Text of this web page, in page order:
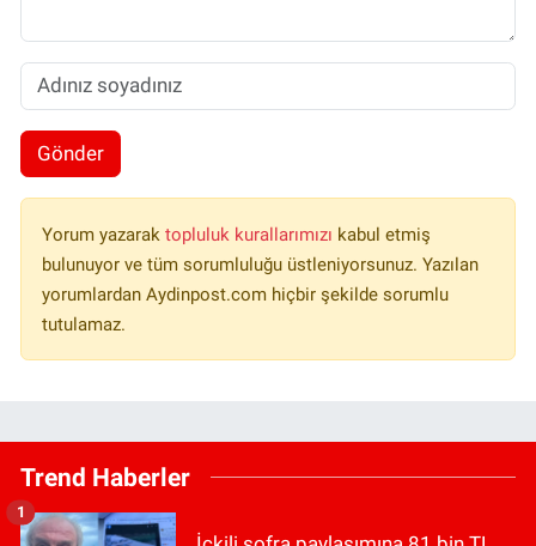
Gönder
Yorum yazarak topluluk kurallarımızı kabul etmiş
bulunuyor ve tüm sorumluluğu üstleniyorsunuz. Yazılan
yorumlardan Aydinpost.com hiçbir şekilde sorumlu
tutulamaz.
Trend Haberler
1